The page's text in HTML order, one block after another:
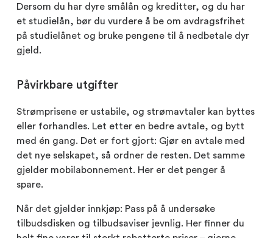
Dersom du har dyre smålån og kreditter, og du har
et studielån, bør du vurdere å be om avdragsfrihet
på studielånet og bruke pengene til å nedbetale dyr
gjeld.
Påvirkbare utgifter
Strømprisene er ustabile, og strømavtaler kan byttes
eller forhandles. Let etter en bedre avtale, og bytt
med én gang. Det er fort gjort: Gjør en avtale med
det nye selskapet, så ordner de resten. Det samme
gjelder mobilabonnement. Her er det penger å
spare.
Når det gjelder innkjøp: Pass på å undersøke
tilbudsdisken og tilbudsaviser jevnlig. Her finner du